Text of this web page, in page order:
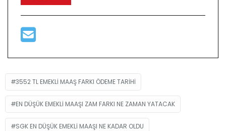
3552 TL EMEKLI MAAŞ FARKI ÖDEME TARIHI
EN DÜŞÜK EMEKLI MAAŞI ZAM FARKI NE ZAMAN YATACAK
SGK EN DÜŞÜK EMEKLI MAAŞI NE KADAR OLDU